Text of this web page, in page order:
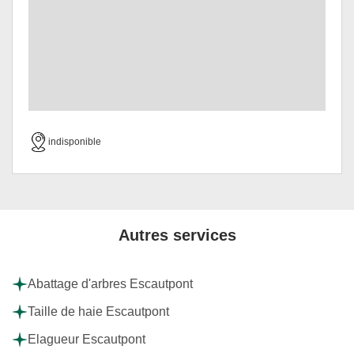
indisponible
Autres services
Abattage d'arbres Escautpont
Taille de haie Escautpont
Elagueur Escautpont